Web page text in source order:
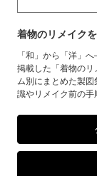
着物のリメイク
「和」から「洋」
掲載した「着物の
ム別にまとめた製
識やリメイク前の手